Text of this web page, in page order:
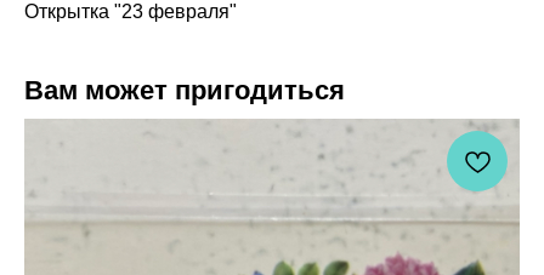
Открытка "23 февраля"
Вам может пригодиться